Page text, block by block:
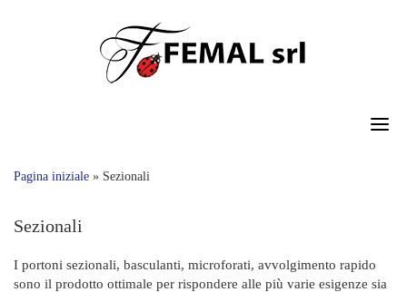
Pagina iniziale » Sezionali
Sezionali
I portoni sezionali, basculanti, microforati, avvolgimento rapido
sono il prodotto ottimale per rispondere alle più varie esigenze sia